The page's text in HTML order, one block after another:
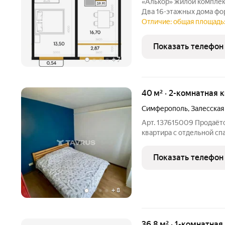
+7
Два 16-этажных дома
скрытое от городского
приватность и редкое
Отличие: общая
Показать телефон
+ 8
40 м² · 2-комнатная
Симферополь,
Арт. 137615009
квартира с отдельной
техника (бойлер,
счётчики. -
Показать телефон